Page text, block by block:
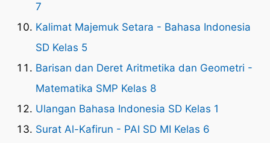
7
Kalimat Majemuk Setara - Bahasa Indonesia
SD Kelas 5
Barisan dan Deret Aritmetika dan Geometri -
Matematika SMP Kelas 8
Ulangan Bahasa Indonesia SD Kelas 1
Surat Al-Kafirun - PAI SD MI Kelas 6